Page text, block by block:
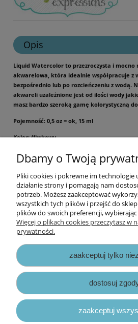
Opis
Liquid Watercolor to przezroczysta i mocno
akwarelowa, która idealnie współpracuje z
bezpośrednio lub po rozcieńczeniu z wodą.
akwareli uzależnione jest od ilości wody
masz bardzo szeroką gamę kolorystyczną
Pojemność: 0,5 oz = ok, 15 ml
Kolor: śliwkowy
Cena za buteleczkę.
Informacje
Opłaty i koszty
Zapisy prawne
Dbamy o Twoją
Pliki cookies i pokrewne im
działanie strony i pomagają nam
potrzeb. Możesz zaakceptować
wszystkich tych plików i przejść do
plików do swoich preferencji,
Więcej o plikach cookies przeczytasz w
prywatności.
zaakceptuj tylko
dostosuj
zaakceptuj